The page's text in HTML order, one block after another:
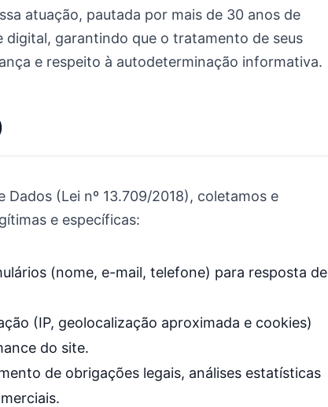
atuação, pautada por mais de 30 anos de
garantindo que o tratamento de seus
e respeito à autodeterminação informativa.
(Lei nº 13.709/2018), coletamos e
e específicas:
(nome, e-mail, telefone) para resposta de
(IP, geolocalização aproximada e cookies)
do site.
de obrigações legais, análises estatísticas